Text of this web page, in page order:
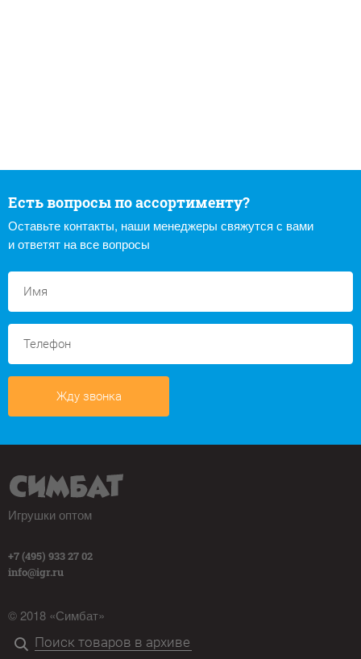
Есть вопросы по ассортименту?
Оставьте контакты, наши менеджеры свяжутся с вами
и ответят на все вопросы
Жду звонка
Игрушки оптом
+7 (495) 933 27 02
info@igr.ru
© 2018 «Симбат»